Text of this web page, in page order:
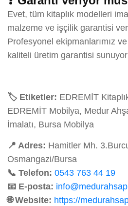
Evet, tüm kitaplık modelleri
malzeme ve işçilik garantisi
Profesyonel ekipmanlarımız
kaliteli üretim garantisi
🏷️ Etiketler: EDREMİT
EDREMİT Mobilya, Medur
İmalatı, Bursa Mobilya
📍 Adres: Hamitler Mh.
Osmangazi/Bursa
📞 Telefon: 0543 763 44 19
📧 E-posta:
🌐 Website: https://